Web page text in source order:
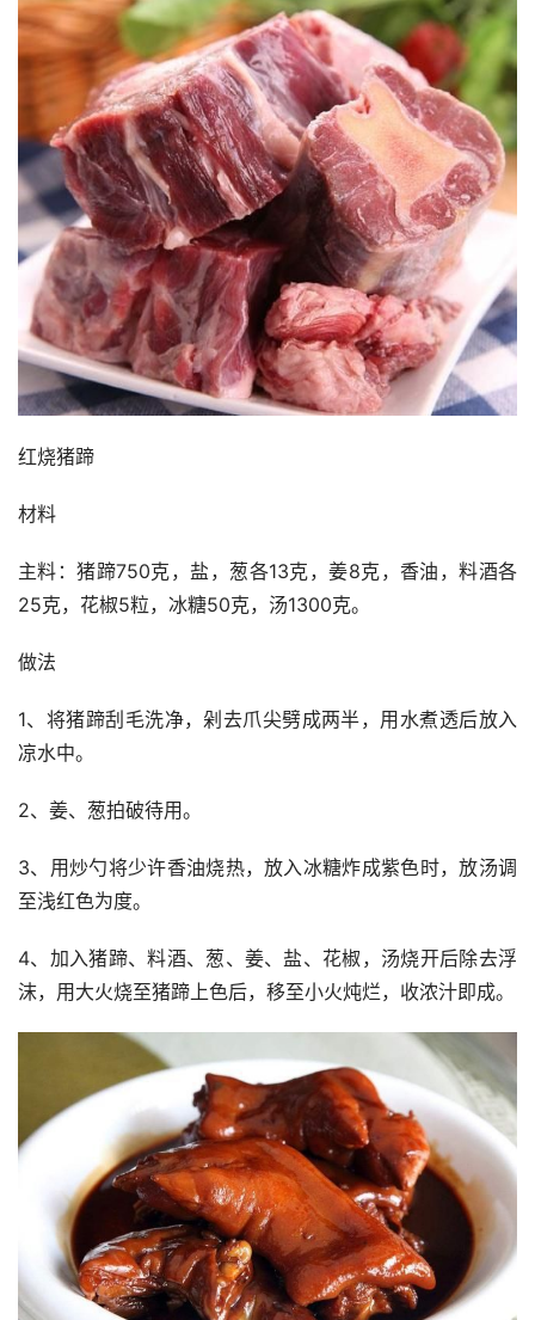
红烧猪蹄
材料
主料：猪蹄750克，盐，葱各13克，姜8克，香油，料酒各
25克，花椒5粒，冰糖50克，汤1300克。
做法
1、将猪蹄刮毛洗净，剁去爪尖劈成两半，用水煮透后放入
凉水中。
2、姜、葱拍破待用。
3、用炒勺将少许香油烧热，放入冰糖炸成紫色时，放汤调
至浅红色为度。
4、加入猪蹄、料酒、葱、姜、盐、花椒，汤烧开后除去浮
沫，用大火烧至猪蹄上色后，移至小火炖烂，收浓汁即成。